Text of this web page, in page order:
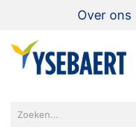
Over ons